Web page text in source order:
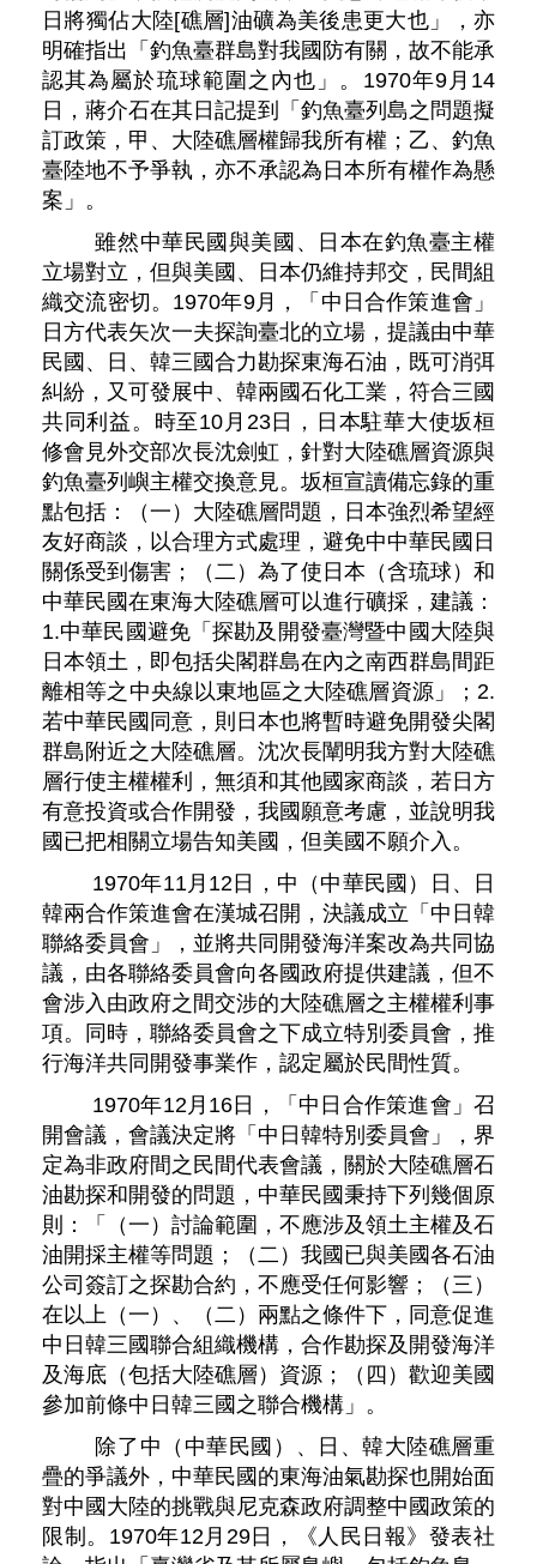
日將獨佔大陸[礁層]油礦為美後患更大也」，亦
明確指出「釣魚臺群島對我國防有關，故不能承
認其為屬於琉球範圍之內也」。1970年9月14
日，蔣介石在其日記提到「釣魚臺列島之問題擬
訂政策，甲、大陸礁層權歸我所有權；乙、釣魚
臺陸地不予爭執，亦不承認為日本所有權作為懸
案」。
雖然中華民國與美國、日本在釣魚臺主權
立場對立，但與美國、日本仍維持邦交，民間組
織交流密切。1970年9月，「中日合作策進會」
日方代表矢次一夫探詢臺北的立場，提議由中華
民國、日、韓三國合力勘探東海石油，既可消弭
糾紛，又可發展中、韓兩國石化工業，符合三國
共同利益。時至10月23日，日本駐華大使坂桓
修會見外交部次長沈劍虹，針對大陸礁層資源與
釣魚臺列嶼主權交換意見。坂桓宣讀備忘錄的重
點包括：（一）大陸礁層問題，日本強烈希望經
友好商談，以合理方式處理，避免中中華民國日
關係受到傷害；（二）為了使日本（含琉球）和
中華民國在東海大陸礁層可以進行礦採，建議：
1.中華民國避免「探勘及開發臺灣暨中國大陸與
日本領土，即包括尖閣群島在內之南西群島間距
離相等之中央線以東地區之大陸礁層資源」；2.
若中華民國同意，則日本也將暫時避免開發尖閣
群島附近之大陸礁層。沈次長闡明我方對大陸礁
層行使主權權利，無須和其他國家商談，若日方
有意投資或合作開發，我國願意考慮，並說明我
國已把相關立場告知美國，但美國不願介入。
1970年11月12日，中（中華民國）日、日
韓兩合作策進會在漢城召開，決議成立「中日韓
聯絡委員會」，並將共同開發海洋案改為共同協
議，由各聯絡委員會向各國政府提供建議，但不
會涉入由政府之間交涉的大陸礁層之主權權利事
項。同時，聯絡委員會之下成立特別委員會，推
行海洋共同開發事業作，認定屬於民間性質。
1970年12月16日，「中日合作策進會」召
開會議，會議決定將「中日韓特別委員會」，界
定為非政府間之民間代表會議，關於大陸礁層石
油勘探和開發的問題，中華民國秉持下列幾個原
則：「（一）討論範圍，不應涉及領土主權及石
油開採主權等問題；（二）我國已與美國各石油
公司簽訂之探勘合約，不應受任何影響；（三）
在以上（一）、（二）兩點之條件下，同意促進
中日韓三國聯合組織機構，合作勘探及開發海洋
及海底（包括大陸礁層）資源；（四）歡迎美國
參加前條中日韓三國之聯合機構」。
除了中（中華民國）、日、韓大陸礁層重
疊的爭議外，中華民國的東海油氣勘探也開始面
對中國大陸的挑戰與尼克森政府調整中國政策的
限制。1970年12月29日，《人民日報》發表社